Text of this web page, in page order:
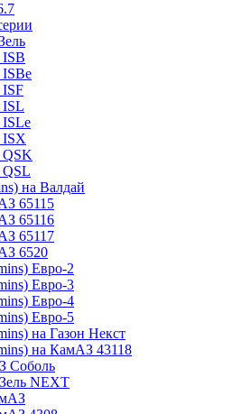
ISB
ISBe
ISF
ISL
ISLe
ISX
QSK
QSL
на Валдай
65115
65116
65117
6520
Евро-2
Евро-3
Евро-4
Евро-5
на Газон Некст
на КамАЗ 43118
Соболь
NEXT